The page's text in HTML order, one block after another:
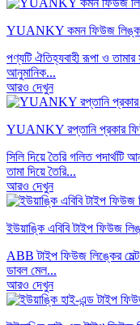
YUANKY কমন ফিউজ লিঙ্ক
পণ্যটি ঐতিহ্যবাহী রূপা ও
আনুমানিক...
আরও দেখুন
YUANKY রপ্তানি প্রকার
সিলি দিয়ে তৈরি গলিত পদার্থটি
তামা দিয়ে তৈরি...
আরও দেখুন
ইউয়াঙ্কি এবিবি টাইপ ফিউজ
ABB টাইপ ফিউজ লিঙ্কের মেল্ট
ডাবল মেল...
আরও দেখুন